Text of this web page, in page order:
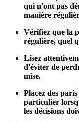
qui n'ont pas
manière
Vérifiez que la
régulière, quel
Lisez
d'éviter de
mise.
Placez des
particulier
les décisions